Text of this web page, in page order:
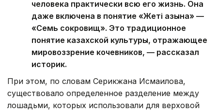
человека практически всю его жизнь. Она
даже включена в понятие «Жеті қазына» —
«Семь сокровищ». Это традиционное
понятие казахской культуры, отражающее
мировоззрение кочевников, — рассказал
историк.
При этом, по словам Серикжана Исмаилова,
существовало определенное разделение между
лошадьми, которых использовали для верховой